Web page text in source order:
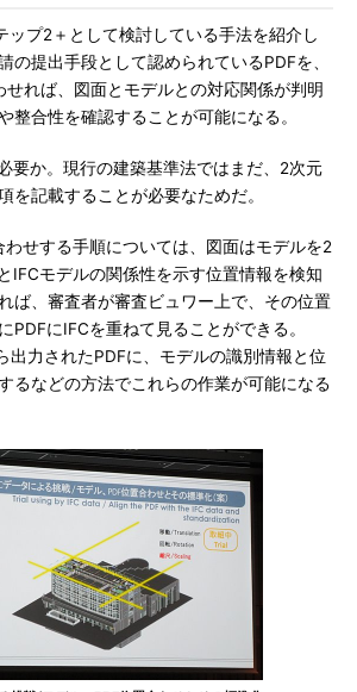
プ2＋として検討している手法を紹介し
の提出手段として認められているPDFを、
せれば、図面とモデルとの対応関係が判明
整合性を確認することが可能になる。
要か。現行の建築基準法ではまだ、2次元
を記載することが必要なためだ。
せする手順については、図面はモデルを2
IFCモデルの関係性を示す位置情報を検知
ば、審査者が審査ビュワー上で、その位置
PDFにIFCを重ねて見ることができる。
出力されたPDFに、モデルの識別情報と位
るなどの方法でこれらの作業が可能になる